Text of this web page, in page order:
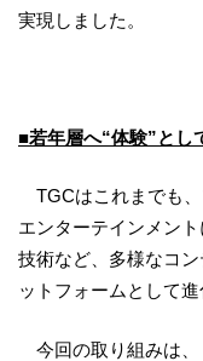
実現しました。
■若年層へ“体験”とし
TGCはこれまでも、
エンターテインメン
技術など、多様なコ
ットフォームとして
今回の取り組みは、